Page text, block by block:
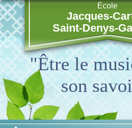
École
Jacques-
Saint-Denys-
"Être le
son